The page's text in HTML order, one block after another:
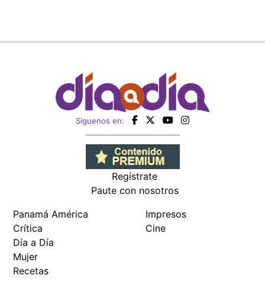
Siguenos en:
Regístrate
Paute con nosotros
Panamá América
Crítica
Día a Día
Mujer
Recetas
Impresos
Cine